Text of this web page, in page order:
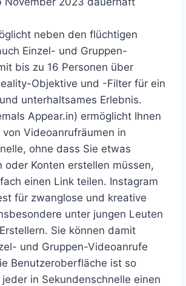
neben den flüchtigen
Einzel- und Gruppen-
bis zu 16 Personen über
Objektive und -Filter für ein
unterhaltsames Erlebnis.
Appear.in) ermöglicht Ihnen
von Videoanrufräumen in
ohne dass Sie etwas
oder Konten erstellen müssen,
einen Link teilen. Instagram
für zwanglose und kreative
unter jungen Leuten
Sie können damit
und Gruppen-Videoanrufe
Benutzeroberfläche ist so
in Sekundenschnelle einen